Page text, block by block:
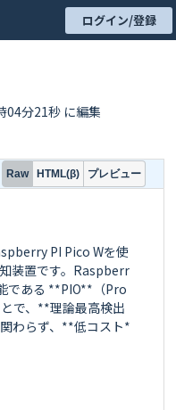
ログイン/登録
04分21秒 に編集
Raw HTML(β) プレビュー
PI Pico Wを使
装置です。Raspberr
である **PIO**（Pro
で、**理論最高検出
わらず、**低コスト*